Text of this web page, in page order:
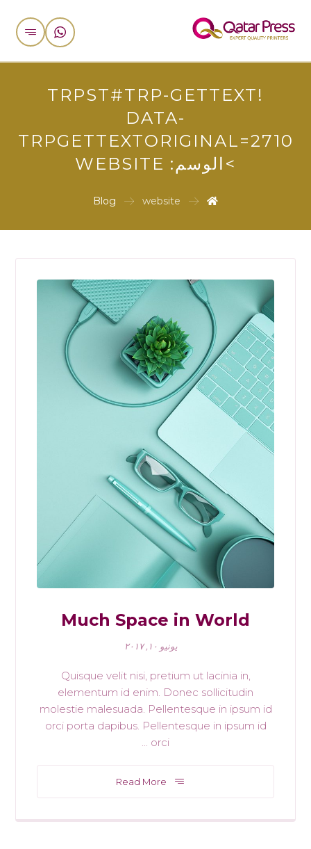
!TRPST#TRP-GETTEXT
DATA-
TRPGETTEXTORIGINAL=2710
>الوسم: WEBSITE
Blog website
Much Space in World
يونيو ١٠, ٢٠١٧
Quisque velit nisi, pretium ut lacinia in,
elementum id enim. Donec sollicitudin
molestie malesuada. Pellentesque in ipsum id
orci porta dapibus. Pellentesque in ipsum id
orci ...
Read More